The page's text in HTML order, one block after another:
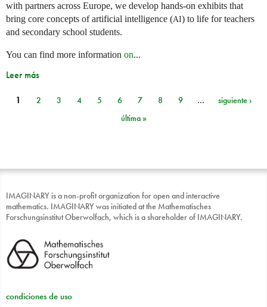
with partners across Europe, we develop hands-on exhibits that
bring core concepts of artificial intelligence (AI) to life for teachers
and secondary school students.
You can find more information on...
Leer más
Páginas
1 2 3 4 5 6 7 8 9 …
siguiente ›
última »
IMAGINARY is a non-profit organization for open and interactive
mathematics. IMAGINARY was initiated at the Mathematisches
Forschungsinstitut Oberwolfach, which is a shareholder of IMAGINARY.
condiciones de uso